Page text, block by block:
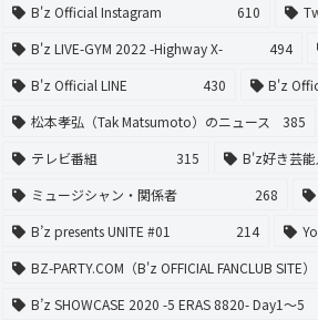
B'z Official Instagram
610
B'z LIVE-GYM 2022 -Highway X-
494
B'z Official LINE
430 B'z
松本孝弘（Tak Matsumoto）のニュース
385
テレビ番組
315 B'z好き芸
ミュージシャン・関係者
268
B’z presents UNITE #01
214
BZ-PARTY.COM（B'z OFFICIAL FANCLUB SITE）
B’z SHOWCASE 2020 -5 ERAS 8820- Day1〜5